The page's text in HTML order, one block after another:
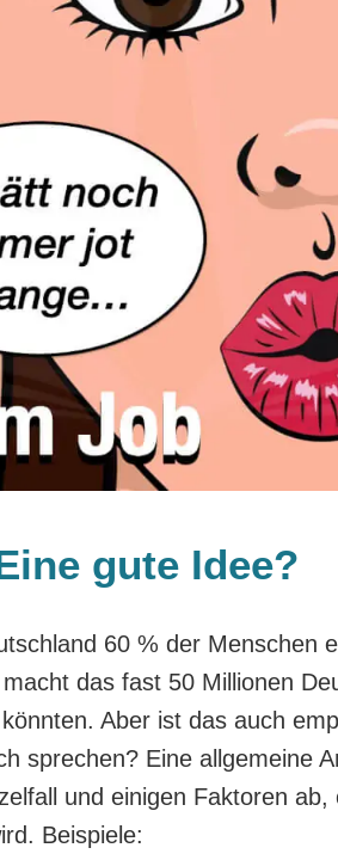
gute Idee?
60 % der Menschen
das fast 50 Millionen
Aber ist das auch
sprechen? Eine allgemeine
und einigen Faktoren
Beispiele: